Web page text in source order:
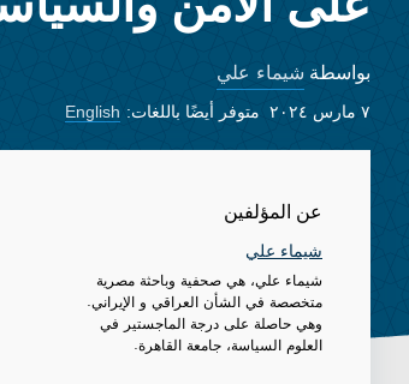
بواسطة شيماء علي
٧ مارس ٢٠٢٤ متوفر أيضًا باللغات: English
عن المؤلفين
شيماء علي
شيماء علي، هي صحفية وباحثة مصرية
متخصصة في الشأن العراقي و الإيراني.
وهي حاصلة على درجة الماجستير في
العلوم السياسة، جامعة القاهرة.